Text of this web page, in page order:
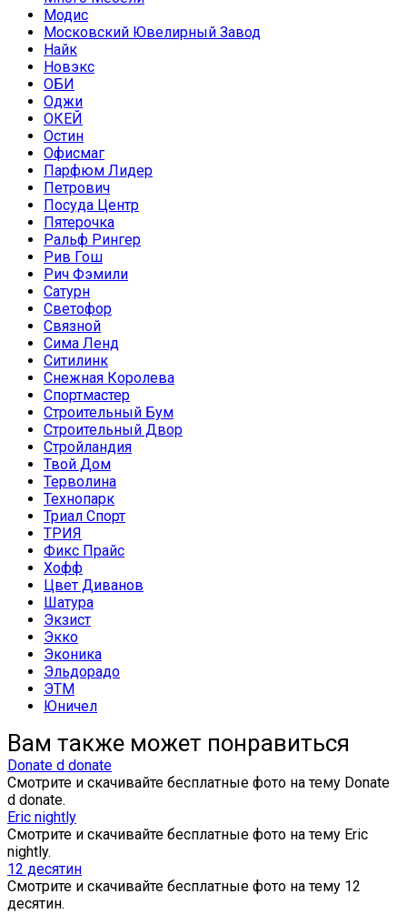
Модис
Московский Ювелирный Завод
Найк
Новэкс
ОБИ
Оджи
ОКЕЙ
Остин
Офисмаг
Парфюм Лидер
Петрович
Посуда Центр
Пятерочка
Ральф Рингер
Рив Гош
Рич Фэмили
Сатурн
Светофор
Связной
Сима Ленд
Ситилинк
Снежная Королева
Спортмастер
Строительный Бум
Строительный Двор
Стройландия
Твой Дом
Терволина
Технопарк
Триал Спорт
ТРИЯ
Фикс Прайс
Хофф
Цвет Диванов
Шатура
Экзист
Экко
Эконика
Эльдорадо
ЭТМ
Юничел
Вам также может понравиться
Donate d donate
Смотрите и скачивайте бесплатные фото на тему Donate
d donate.
Eric nightly
Смотрите и скачивайте бесплатные фото на тему Eric
nightly.
12 десятин
Смотрите и скачивайте бесплатные фото на тему 12
десятин.